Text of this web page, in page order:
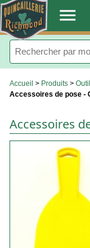
. menu
Accueil > Produits >
Accessoires de pose -
Accessoires